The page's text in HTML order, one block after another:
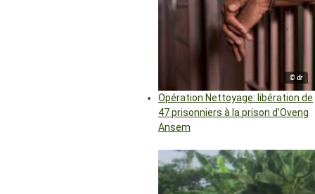
© dr
Opération Nettoyage: libération de
47 prisonniers à la prison d’Oveng
Ansem